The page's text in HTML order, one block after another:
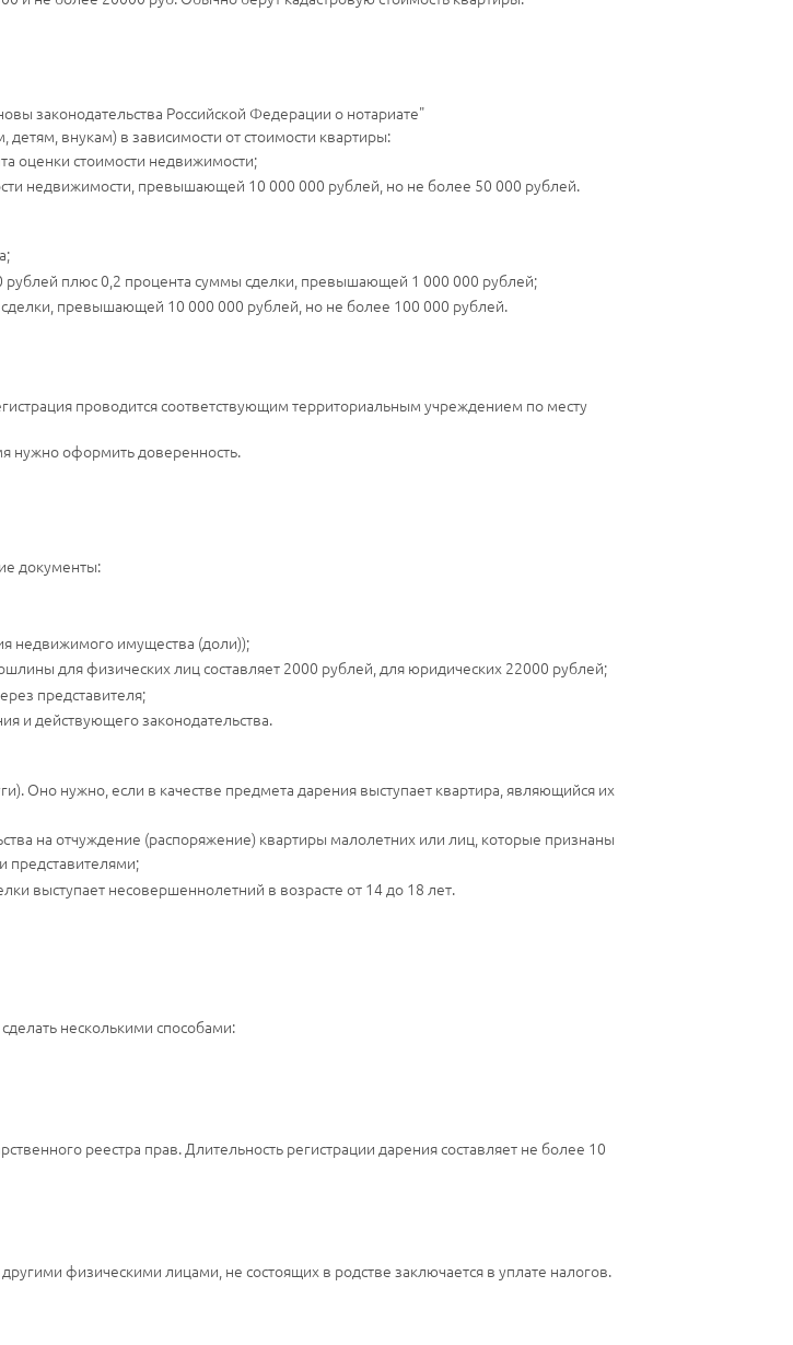
законодательства Российской Федерации о нотариате"
внукам) в зависимости от стоимости квартиры:
оценки стоимости недвижимости;
недвижимости, превышающей 10 000 000 рублей, но не более 50 000 рублей.
плюс 0,2 процента суммы сделки, превышающей 1 000 000 рублей;
превышающей 10 000 000 рублей, но не более 100 000 рублей.
проводится соответствующим территориальным учреждением по месту
нужно оформить доверенность.
документы:
недвижимого имущества (доли));
для физических лиц составляет 2000 рублей, для юридических 22000 рублей;
представителя;
и действующего законодательства.
Оно нужно, если в качестве предмета дарения выступает квартира, являющийся их
на отчуждение (распоряжение) квартиры малолетних или лиц, которые признаны
представителями;
выступает несовершеннолетний в возрасте от 14 до 18 лет.
несколькими способами:
реестра прав. Длительность регистрации дарения составляет не более 10
физическими лицами, не состоящих в родстве заключается в уплате налогов.